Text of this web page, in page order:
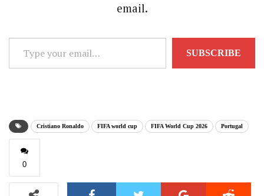
email.
Type
your
SUBSCRIBE
Cristiano Ronaldo FIFA world cup FIFA World Cup 2026 Portugal
0